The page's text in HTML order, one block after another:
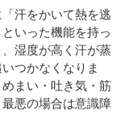
汗をかいて熱を逃
いった機能を持っ
湿度が高く汗が蒸
つかなくなりま
まい・吐き気・筋
悪の場合は意識障